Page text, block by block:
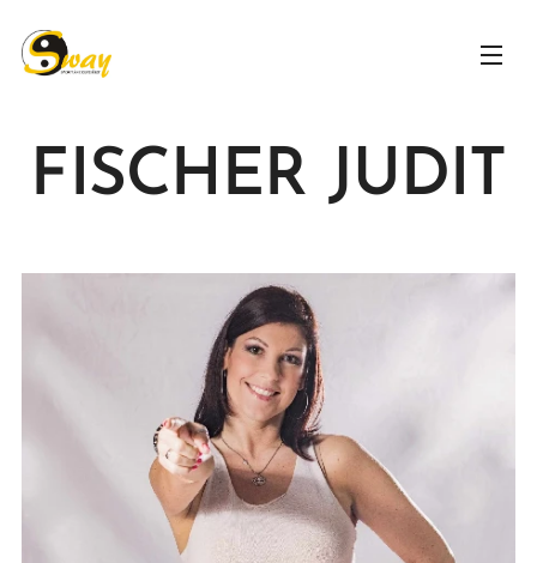
FISCHER JUDIT